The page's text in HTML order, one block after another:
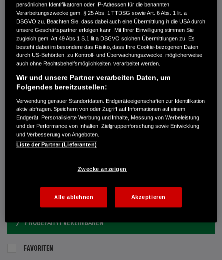
Bauart Limousine
Garantie
AUTOHAUS EVERS GMBH & CO. KG
47533 Kleve
RUFEN SIE UNS AN:
02821-719930
Route planen
Händlerbestand anzeigen
E-MAIL-ANFRAGE
PROBEFAHRT VEREINBAREN
FAVORITEN
persönlichen Identifikatoren oder IP-Adressen für die benannten
Verarbeitungszwecke gem. § 25 Abs. 1 TTDSG sowie Art. 6 Abs. 1 lit. a
DSGVO zu. Beachten Sie, dass dabei auch eine Übermittlung in die USA durch
unsere Geschäftspartner erfolgen kann. Mit Ihrer Einwilligung stimmen Sie
zugleich gem. Art.49 Abs.1 S.1 lit.a DSGVO solchen Übermittlungen zu. Es
besteht dabei insbesondere das Risiko, dass Ihre Cookie-bezogenen Daten
durch US-Behörden, zu Kontroll- und Überwachungszwecke, möglicherweise
auch ohne Rechtsbehelfsmöglichkeiten, verarbeitet werden.
Wir und unsere Partner verarbeiten Daten, um
Folgendes bereitzustellen:
Verwendung genauer Standortdaten. Endgeräteeigenschaften zur Identifikation
aktiv abfragen. Speichern von oder Zugriff auf Informationen auf einem
Endgerät. Personalisierte Werbung und Inhalte, Messung von Werbeleistung
und der Performance von Inhalten, Zielgruppenforschung sowie Entwicklung
und Verbesserung von Angeboten.
Liste der Partner (Lieferanten)
Zwecke anzeigen
Alle ablehnen Akzeptieren